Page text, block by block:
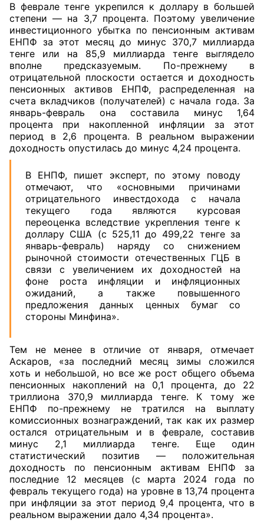
В феврале тенге укрепился к доллару в большей
степени — на 3,7 процента. Поэтому увеличение
инвестиционного убытка по пенсионным активам
ЕНПФ за этот месяц до минус 370,7 миллиарда
тенге или на 85,9 миллиарда тенге выглядело
вполне предсказуемым. По-прежнему в
отрицательной плоскости остается и доходность
пенсионных активов ЕНПФ, распределенная на
счета вкладчиков (получателей) с начала года. За
январь-февраль она составила минус 1,64
процента при накопленной инфляции за этот
период в 2,6 процента. В реальном выражении
доходность опустилась до минус 4,24 процента.
В ЕНПФ, пишет эксперт, по этому поводу
отмечают, что «основными причинами
отрицательного инвестдохода с начала
текущего года являются курсовая
переоценка вследствие укрепления тенге к
доллару США (с 525,11 до 499,22 тенге за
январь-февраль) наряду со снижением
рыночной стоимости отечественных ГЦБ в
связи с увеличением их доходностей на
фоне роста инфляции и инфляционных
ожиданий, а также повышенного
предложения данных ценных бумаг со
стороны Минфина».
Тем не менее в отличие от января, отмечает
Аскаров, «за последний месяц зимы сложился
хоть и небольшой, но все же рост общего объема
пенсионных накоплений на 0,1 процента, до 22
триллиона 370,9 миллиарда тенге. К тому же
ЕНПФ по-прежнему не тратился на выплату
комиссионных вознаграждений, так как их размер
остался отрицательным и в феврале, составив
минус 2,1 миллиарда тенге. Еще один
статистический позитив — положительная
доходность по пенсионным активам ЕНПФ за
последние 12 месяцев (с марта 2024 года по
февраль текущего года) на уровне в 13,74 процента
при инфляции за этот период 9,4 процента, что в
реальном выражении дало 4,34 процента».